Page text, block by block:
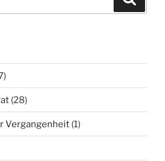
(28)
Vergangenheit (1)